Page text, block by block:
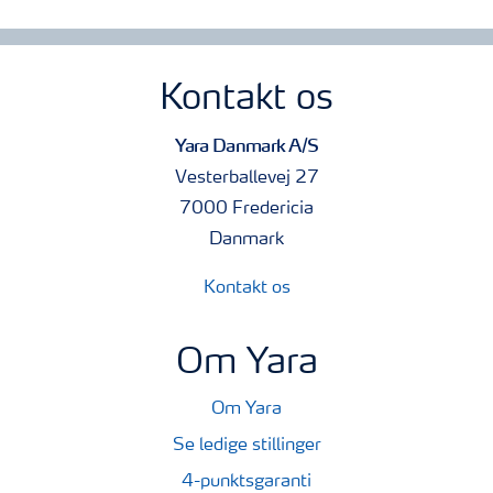
Kontakt os
Yara Danmark A/S
Vesterballevej 27
7000 Fredericia
Danmark
Kontakt os
Om Yara
Om Yara
Se ledige stillinger
4-punktsgaranti